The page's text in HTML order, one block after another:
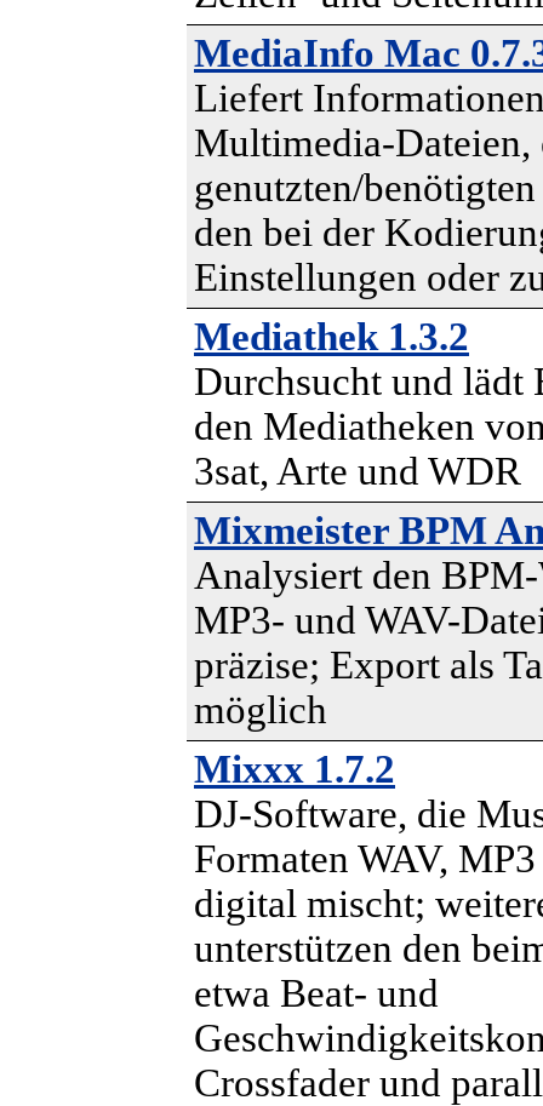
MediaInfo Mac
Liefert
Multimedia-Dateien,
genutzten/
den bei der
Einstellungen oder
Mediathek 1.3.2
Durchsucht und lädt
den Mediatheken
3sat, Arte und WDR
Mixmeister BPM
Analysiert den
MP3- und WAV-
präzise; Export als
möglich
Mixxx 1.7.2
DJ-Software, die
Formaten WAV,
digital mischt;
unterstützen den
etwa Beat- und
Crossfader und